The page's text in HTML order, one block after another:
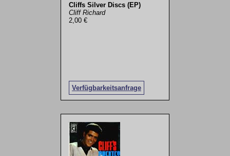
Cliffs Silver Discs (EP)
Cliff Richard
2,00 €
Verfügbarkeitsanfrage